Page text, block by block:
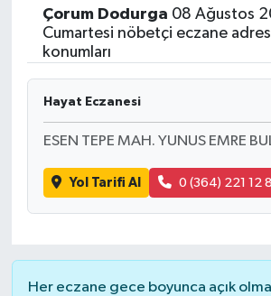
Çorum Dodurga 08 Ağustos
Cumartesi nöbetçi eczane
konumları
Hayat Eczanesi
ESEN TEPE MAH. YUNUS EMRE
Yol Tarifi Al 0 (364) 221 12
Her eczane gece boyunca açık